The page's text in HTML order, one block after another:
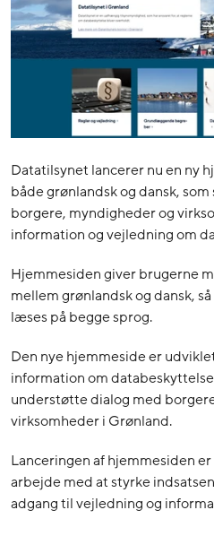
Datatilsynet lancerer nu en ny
både grønlandsk og dansk,
borgere, myndigheder og
information og vejledning om
Hjemmesiden giver brugerne
mellem grønlandsk og dansk,
læses på begge sprog.
Den nye hjemmeside er
information om
understøtte dialog med
virksomheder i Grønland.
Lanceringen af hjemmesiden
arbejde med at styrke
adgang til vejledning og